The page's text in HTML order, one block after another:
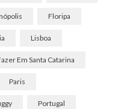
Floripa
Lisboa
Em Santa Catarina
Paris
Portugal